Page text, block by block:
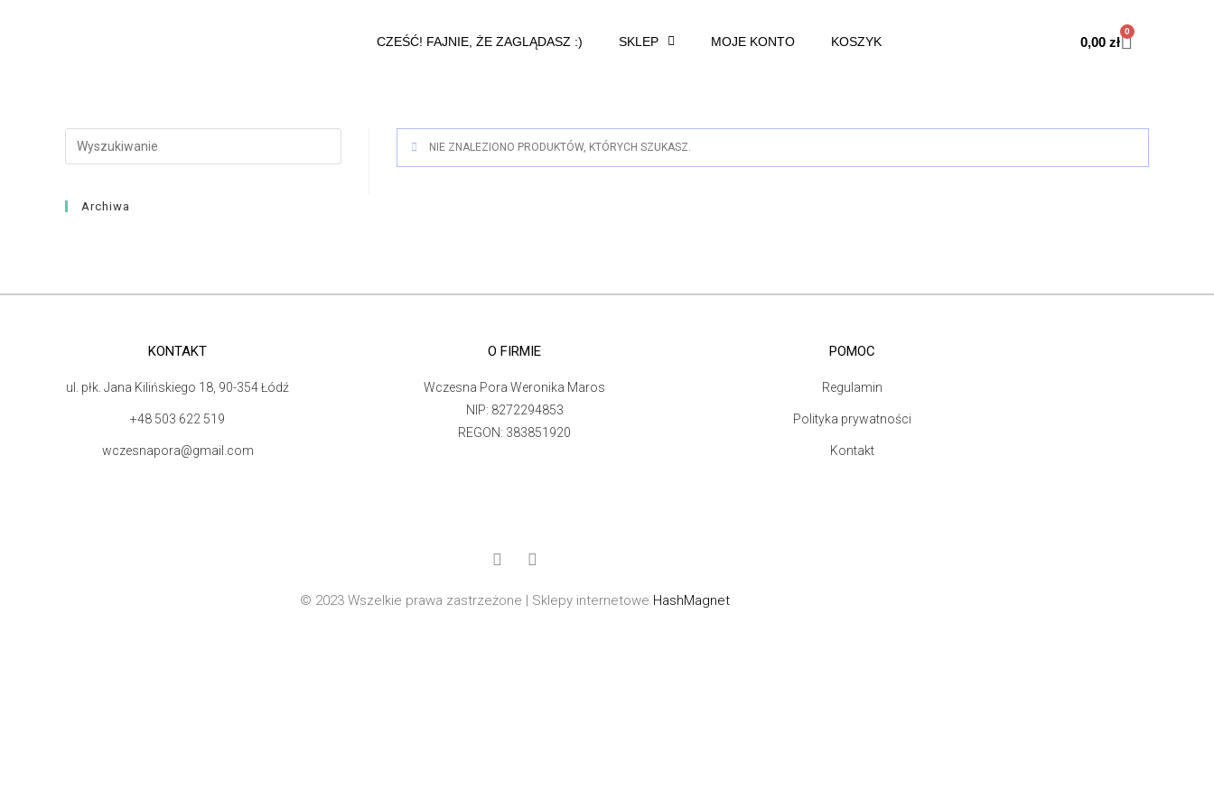
CZEŚĆ! FAJNIE, ŻE ZAGLĄDASZ :) SKLEP MOJE KONTO KOSZYK 0,00zł
0
NIE ZNALEZIONO PRODUKTÓW, KTÓRYCH SZUKASZ.
Archiwa
KONTAKT
ul. płk. Jana Kilińskiego 18, 90-354 Łódź
+48 503 622 519
wczesnapora@gmail.com
O FIRMIE
Wczesna Pora Weronika Maros
NIP: 8272294853
REGON: 383851920
POMOC
Regulamin
Polityka prywatności
Kontakt
© 2023 Wszelkie prawa zastrzeżone | Sklepy internetowe HashMagnet